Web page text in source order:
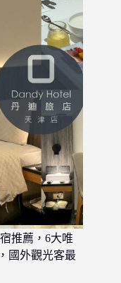
推薦，6大唯
國外觀光客最